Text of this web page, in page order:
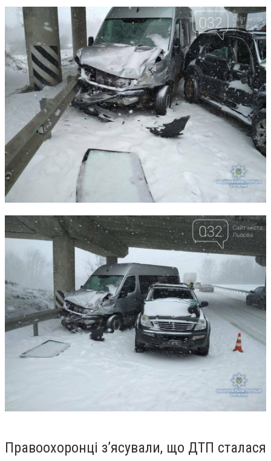
Правоохоронці з’ясували, що ДТП сталася